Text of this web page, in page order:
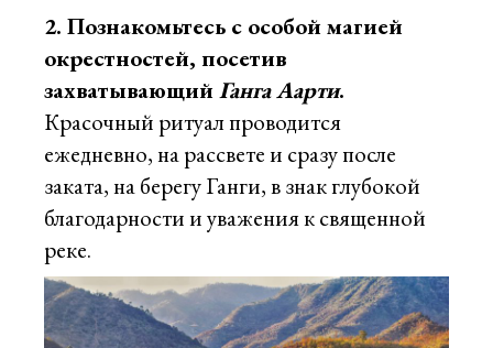
2. Познакомьтесь с особой магией
окрестностей, посетив
захватывающийГанга Аарти.
Красочный ритуал проводится
ежедневно, на рассвете и сразу после
заката, на берегу Ганги, в знак глубокой
благодарности и уважения к священной
реке.